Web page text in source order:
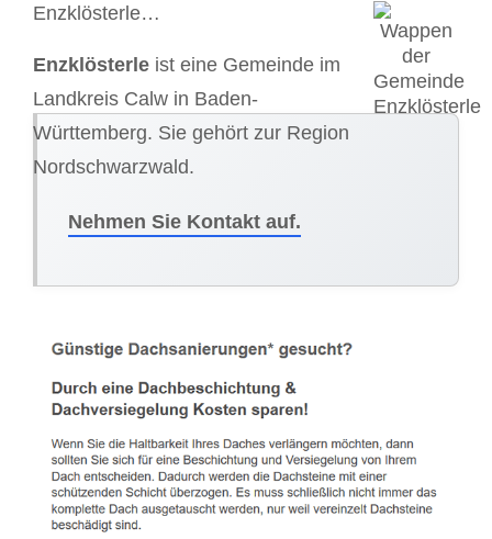
Enzklösterle…
Enzklösterle ist eine Gemeinde im
Landkreis Calw in Baden-
Württemberg. Sie gehört zur Region
Nordschwarzwald.
Nehmen Sie Kontakt auf.